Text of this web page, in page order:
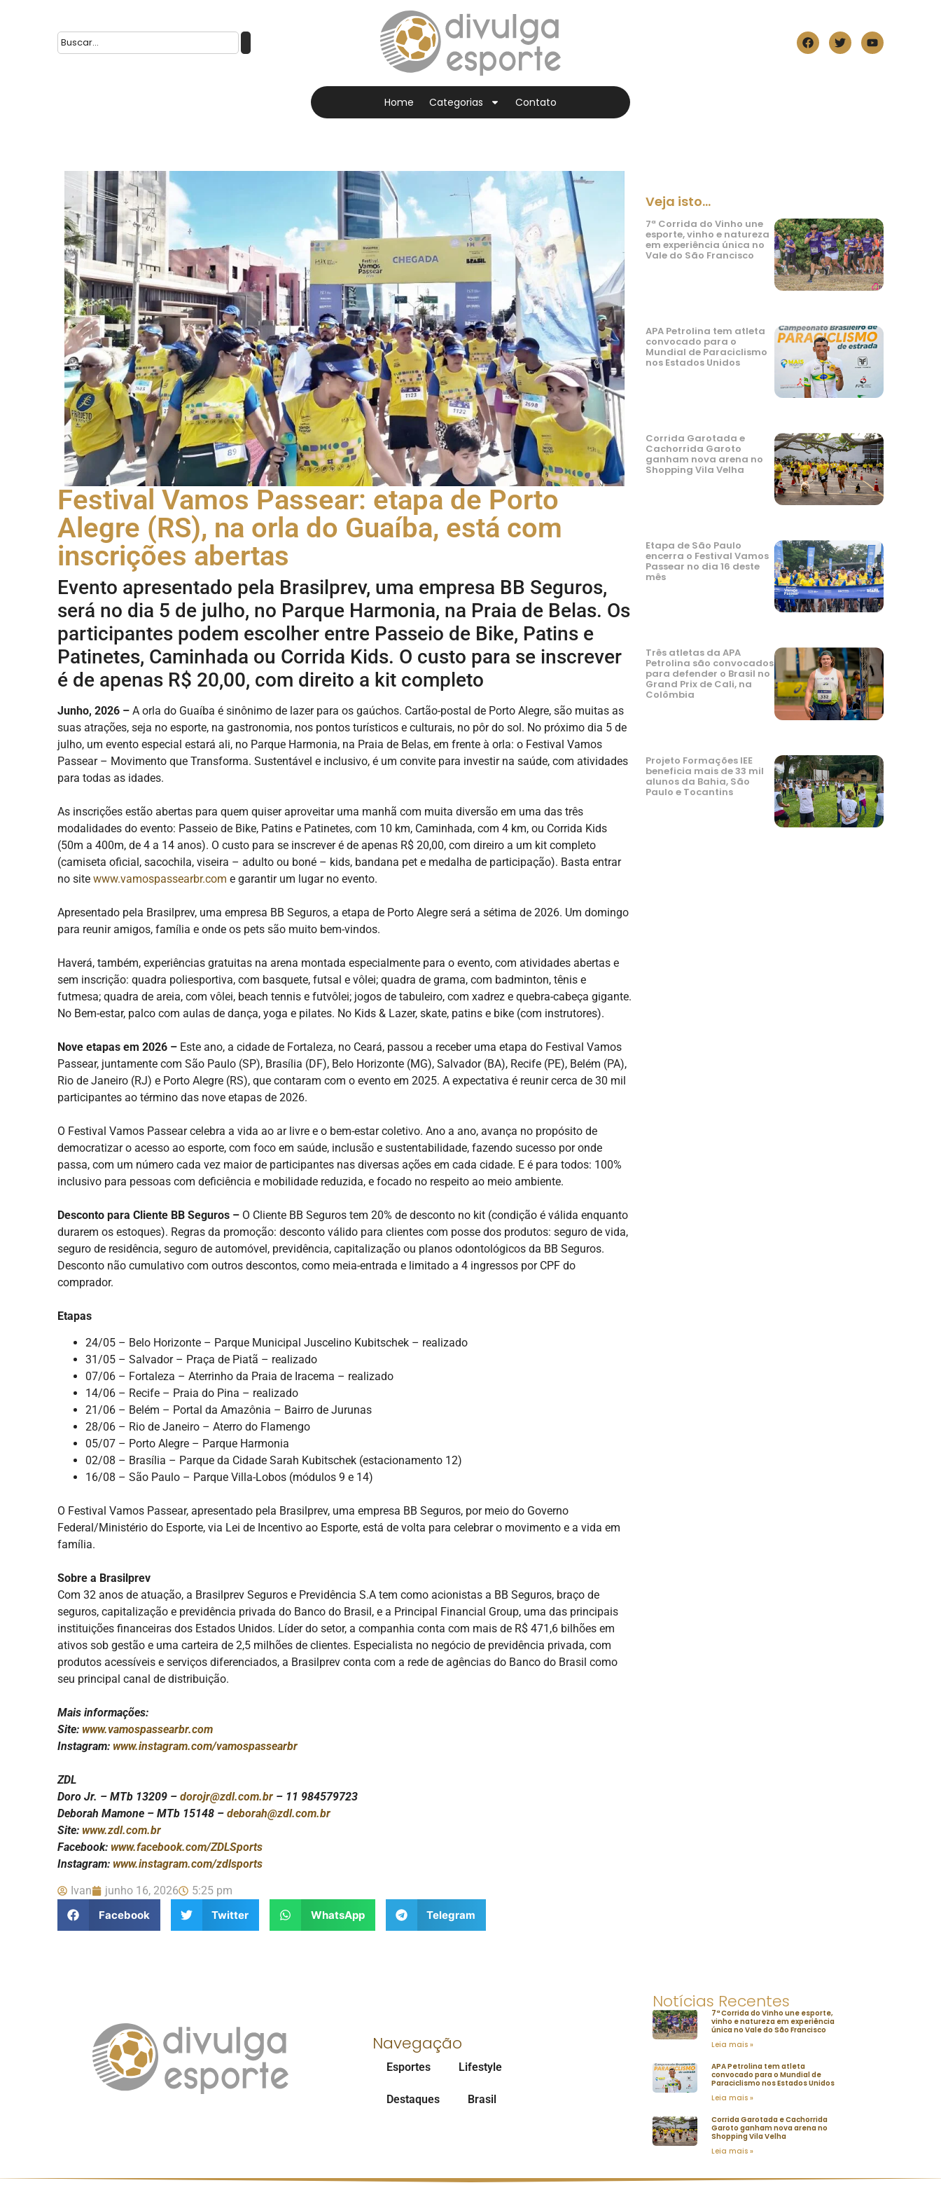
Home Categorias Contato
Festival Vamos Passear: etapa de Porto
Alegre (RS), na orla do Guaíba, está com
inscrições abertas
Evento apresentado pela Brasilprev, uma empresa BB Seguros,
será no dia 5 de julho, no Parque Harmonia, na Praia de Belas. Os
participantes podem escolher entre Passeio de Bike, Patins e
Patinetes, Caminhada ou Corrida Kids. O custo para se inscrever
é de apenas R$ 20,00, com direito a kit completo
Junho, 2026 – A orla do Guaíba é sinônimo de lazer para os gaúchos. Cartão-postal de Porto Alegre, são muitas as
suas atrações, seja no esporte, na gastronomia, nos pontos turísticos e culturais, no pôr do sol. No próximo dia 5 de
julho, um evento especial estará ali, no Parque Harmonia, na Praia de Belas, em frente à orla: o Festival Vamos
Passear – Movimento que Transforma. Sustentável e inclusivo, é um convite para investir na saúde, com atividades
para todas as idades.
As inscrições estão abertas para quem quiser aproveitar uma manhã com muita diversão em uma das três
modalidades do evento: Passeio de Bike, Patins e Patinetes, com 10 km, Caminhada, com 4 km, ou Corrida Kids
(50m a 400m, de 4 a 14 anos). O custo para se inscrever é de apenas R$ 20,00, com direiro a um kit completo
(camiseta oficial, sacochila, viseira – adulto ou boné – kids, bandana pet e medalha de participação). Basta entrar
no site www.vamospassearbr.com e garantir um lugar no evento.
Apresentado pela Brasilprev, uma empresa BB Seguros, a etapa de Porto Alegre será a sétima de 2026. Um domingo
para reunir amigos, família e onde os pets são muito bem-vindos.
Haverá, também, experiências gratuitas na arena montada especialmente para o evento, com atividades abertas e
sem inscrição: quadra poliesportiva, com basquete, futsal e vôlei; quadra de grama, com badminton, tênis e
futmesa; quadra de areia, com vôlei, beach tennis e futvôlei; jogos de tabuleiro, com xadrez e quebra-cabeça gigante.
No Bem-estar, palco com aulas de dança, yoga e pilates. No Kids & Lazer, skate, patins e bike (com instrutores).
Nove etapas em 2026 – Este ano, a cidade de Fortaleza, no Ceará, passou a receber uma etapa do Festival Vamos
Passear, juntamente com São Paulo (SP), Brasília (DF), Belo Horizonte (MG), Salvador (BA), Recife (PE), Belém (PA),
Rio de Janeiro (RJ) e Porto Alegre (RS), que contaram com o evento em 2025. A expectativa é reunir cerca de 30 mil
participantes ao término das nove etapas de 2026.
O Festival Vamos Passear celebra a vida ao ar livre e o bem-estar coletivo. Ano a ano, avança no propósito de
democratizar o acesso ao esporte, com foco em saúde, inclusão e sustentabilidade, fazendo sucesso por onde
passa, com um número cada vez maior de participantes nas diversas ações em cada cidade. E é para todos: 100%
inclusivo para pessoas com deficiência e mobilidade reduzida, e focado no respeito ao meio ambiente.
Desconto para Cliente BB Seguros – O Cliente BB Seguros tem 20% de desconto no kit (condição é válida enquanto
durarem os estoques). Regras da promoção: desconto válido para clientes com posse dos produtos: seguro de vida,
seguro de residência, seguro de automóvel, previdência, capitalização ou planos odontológicos da BB Seguros.
Desconto não cumulativo com outros descontos, como meia-entrada e limitado a 4 ingressos por CPF do
comprador.
Etapas
24/05 – Belo Horizonte – Parque Municipal Juscelino Kubitschek – realizado
31/05 – Salvador – Praça de Piatã – realizado
07/06 – Fortaleza – Aterrinho da Praia de Iracema – realizado
14/06 – Recife – Praia do Pina – realizado
21/06 – Belém – Portal da Amazônia – Bairro de Jurunas
28/06 – Rio de Janeiro – Aterro do Flamengo
05/07 – Porto Alegre – Parque Harmonia
02/08 – Brasília – Parque da Cidade Sarah Kubitschek (estacionamento 12)
16/08 – São Paulo – Parque Villa-Lobos (módulos 9 e 14)
O Festival Vamos Passear, apresentado pela Brasilprev, uma empresa BB Seguros, por meio do Governo
Federal/Ministério do Esporte, via Lei de Incentivo ao Esporte, está de volta para celebrar o movimento e a vida em
família.
Sobre a Brasilprev
Com 32 anos de atuação, a Brasilprev Seguros e Previdência S.A tem como acionistas a BB Seguros, braço de
seguros, capitalização e previdência privada do Banco do Brasil, e a Principal Financial Group, uma das principais
instituições financeiras dos Estados Unidos. Líder do setor, a companhia conta com mais de R$ 471,6 bilhões em
ativos sob gestão e uma carteira de 2,5 milhões de clientes. Especialista no negócio de previdência privada, com
produtos acessíveis e serviços diferenciados, a Brasilprev conta com a rede de agências do Banco do Brasil como
seu principal canal de distribuição.
Mais informações:
Site: www.vamospassearbr.com
Instagram: www.instagram.com/vamospassearbr
ZDL
Doro Jr. – MTb 13209 – dorojr@zdl.com.br – 11 984579723
Deborah Mamone – MTb 15148 – deborah@zdl.com.br
Site: www.zdl.com.br
Facebook: www.facebook.com/ZDLSports
Instagram: www.instagram.com/zdlsports
Ivan junho 16, 2026
5:25 pm
Facebook
Twitter WhatsApp Telegram
Veja isto...
7ª Corrida do Vinho une
esporte, vinho e natureza
em experiência única no
Vale do São Francisco
APA Petrolina tem atleta
convocado para o
Mundial de Paraciclismo
nos Estados Unidos
Corrida Garotada e
Cachorrida Garoto
ganham nova arena no
Shopping Vila Velha
Etapa de São Paulo
encerra o Festival Vamos
Passear no dia 16 deste
mês
Três atletas da APA
Petrolina são convocados
para defender o Brasil no
Grand Prix de Cali, na
Colômbia
Projeto Formações IEE
beneficia mais de 33 mil
alunos da Bahia, São
Paulo e Tocantins
Navegação
Esportes Lifestyle
Destaques Brasil
Notícias Recentes
7ª Corrida do Vinho une esporte,
vinho e natureza em experiência
única no Vale do São Francisco
Leia mais »
APA Petrolina tem atleta
convocado para o Mundial de
Paraciclismo nos Estados Unidos
Leia mais »
Corrida Garotada e Cachorrida
Garoto ganham nova arena no
Shopping Vila Velha
Leia mais »